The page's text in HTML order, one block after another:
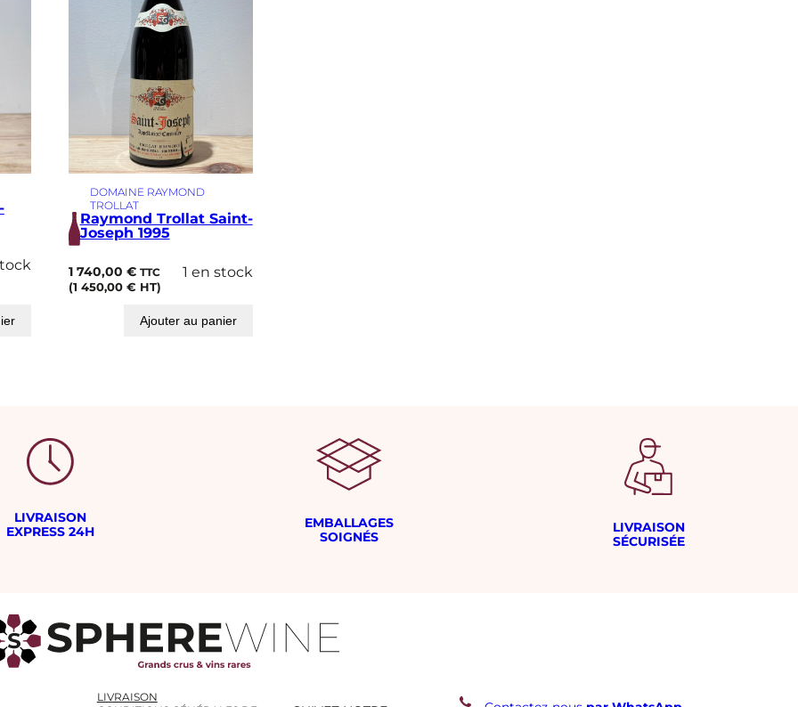
DOMAINE RAYMOND
TROLLAT
Raymond Trollat Saint-
Joseph 1995
1 740,00 € TTC
(1 450,00 €HT)
1 en stock
Ajouter au panier
LIVRAISON
EXPRESS 24H
EMBALLAGES
SOIGNÉS
LIVRAISON
SÉCURISÉE
LIVRAISON